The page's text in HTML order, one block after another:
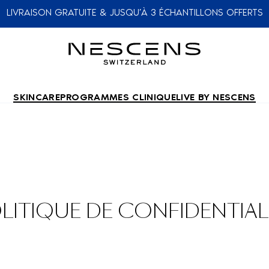
LIVRAISON GRATUITE & JUSQU’À 3 ÉCHANTILLONS OFFERTS
SKINCAREPROGRAMMES CLINIQUELIVE BY NESCENS
DE